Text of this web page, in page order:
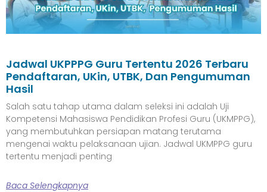
Jadwal UKPPPG Guru Tertentu 2026 Terbaru
Pendaftaran, UKin, UTBK, Dan Pengumuman
Hasil
Salah satu tahap utama dalam seleksi ini adalah Uji
Kompetensi Mahasiswa Pendidikan Profesi Guru (UKMPPG),
yang membutuhkan persiapan matang terutama
mengenai waktu pelaksanaan ujian. Jadwal UKMPPG guru
tertentu menjadi penting
Baca Selengkapnya